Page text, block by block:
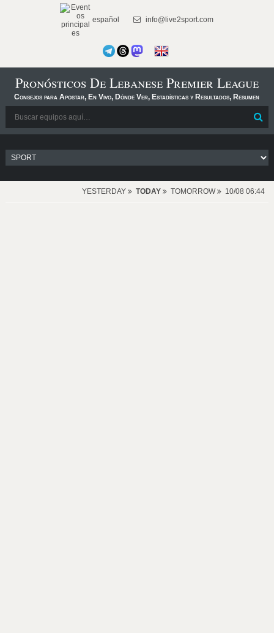
español info@live2sport.com
Pronósticos De Lebanese Premier League
Consejos para Apostar, En Vivo, Dónde Ver, Estadísticas y Resultados, Resumen
YESTERDAY TODAY TOMORROW 10/08 06:44